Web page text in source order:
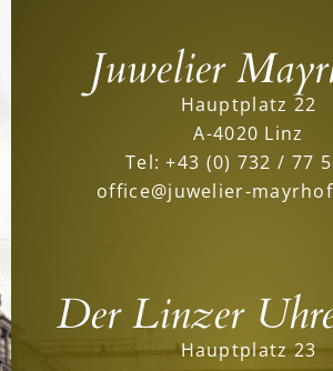
Juwelier
Hauptplatz 22
A-4020 Linz
Tel:+43 (0) 732 / 77
office@juwelier-
Der Linzer
Hauptplatz 23